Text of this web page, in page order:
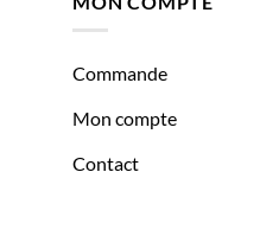
Commande
Mon compte
Contact